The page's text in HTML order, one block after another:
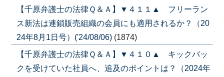
【千原弁護士の法律Ｑ＆Ａ】▼４１１▲ フリーラン
ス新法は連鎖販売組織の会員にも適用されるか？（20
24年8月1日号）('24/08/06) (1874)
【千原弁護士の法律Ｑ＆Ａ】▼４１０▲ キックバッ
クを受けていた社員へ、追及のポイントは？（2024年